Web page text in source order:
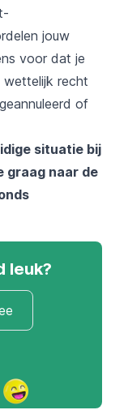
jouw
voor dat je
wettelijk recht
of
situatie bij
graag naar de
leuk?